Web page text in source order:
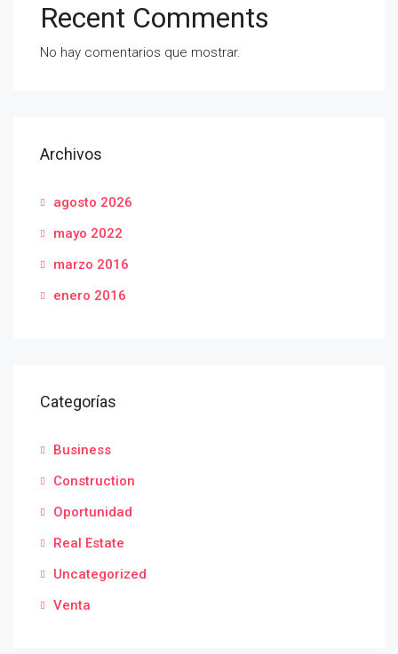
Recent Comments
No hay comentarios que mostrar.
Archivos
agosto 2026
mayo 2022
marzo 2016
enero 2016
Categorías
Business
Construction
Oportunidad
Real Estate
Uncategorized
Venta